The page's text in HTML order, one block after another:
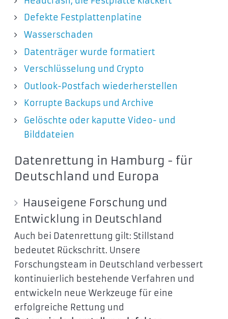
Defekte Festplattenplatine
Wasserschaden
Datenträger wurde formatiert
Verschlüsselung und Crypto
Outlook-Postfach wiederherstellen
Korrupte Backups und Archive
Gelöschte oder kaputte Video- und
Bilddateien
Datenrettung in Hamburg - für
Deutschland und Europa
Hauseigene Forschung und
Entwicklung in Deutschland
Auch bei Datenrettung gilt: Stillstand
bedeutet Rückschritt. Unsere
Forschungsteam in Deutschland verbessert
kontinuierlich bestehende Verfahren und
entwickeln neue Werkzeuge für eine
erfolgreiche Rettung und